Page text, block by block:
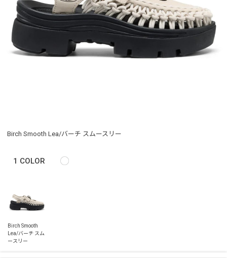
Birch Smooth Lea/バーチ スムースリー
1 COLOR